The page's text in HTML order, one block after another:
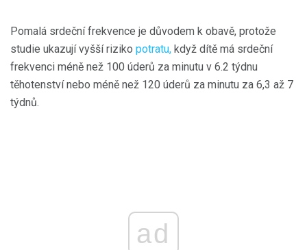
Pomalá srdeční frekvence je důvodem k obavě, protože
studie ukazují vyšší riziko potratu, když dítě má srdeční
frekvenci méně než 100 úderů za minutu v 6.2 týdnu
těhotenství nebo méně než 120 úderů za minutu za 6,3 až 7
týdnů.
ad